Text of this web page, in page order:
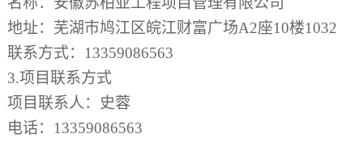
地址：芜湖市鸠江区皖江财富广场A2座10楼1032
联系方式： 13359086563
3.项目联系方式
项目联系人：史蓉
电话： 13359086563